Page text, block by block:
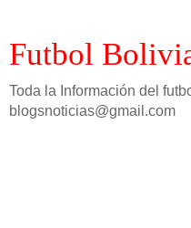
Futbol
Toda la Información del
blogsnoticias@gmail.com